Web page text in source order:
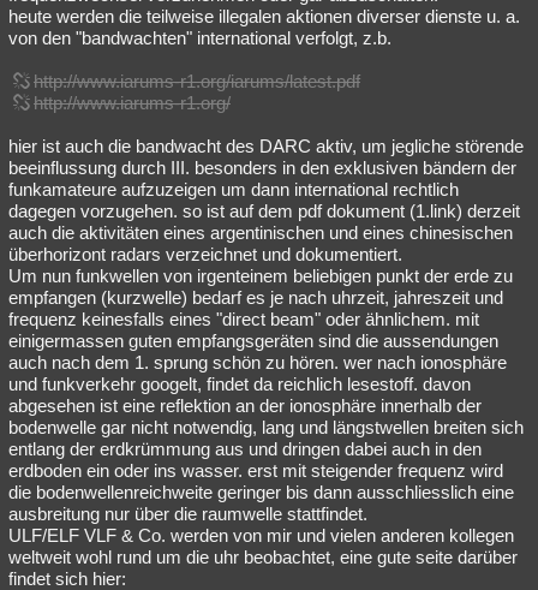
heute werden die teilweise illegalen aktionen diverser dienste u. a.
von den "bandwachten" international verfolgt, z.b.
http://www.iarums-r1.org/iarums/latest.pdf
http://www.iarums-r1.org/
hier ist auch die bandwacht des DARC aktiv, um jegliche störende
beeinflussung durch III. besonders in den exklusiven bändern der
funkamateure aufzuzeigen um dann international rechtlich
dagegen vorzugehen. so ist auf dem pdf dokument (1.link) derzeit
auch die aktivitäten eines argentinischen und eines chinesischen
überhorizont radars verzeichnet und dokumentiert.
Um nun funkwellen von irgenteinem beliebigen punkt der erde zu
empfangen (kurzwelle) bedarf es je nach uhrzeit, jahreszeit und
frequenz keinesfalls eines "direct beam" oder ähnlichem. mit
einigermassen guten empfangsgeräten sind die aussendungen
auch nach dem 1. sprung schön zu hören. wer nach ionosphäre
und funkverkehr googelt, findet da reichlich lesestoff. davon
abgesehen ist eine reflektion an der ionosphäre innerhalb der
bodenwelle gar nicht notwendig, lang und längstwellen breiten sich
entlang der erdkrümmung aus und dringen dabei auch in den
erdboden ein oder ins wasser. erst mit steigender frequenz wird
die bodenwellenreichweite geringer bis dann ausschliesslich eine
ausbreitung nur über die raumwelle stattfindet.
ULF/ELF VLF & Co. werden von mir und vielen anderen kollegen
weltweit wohl rund um die uhr beobachtet, eine gute seite darüber
findet sich hier: